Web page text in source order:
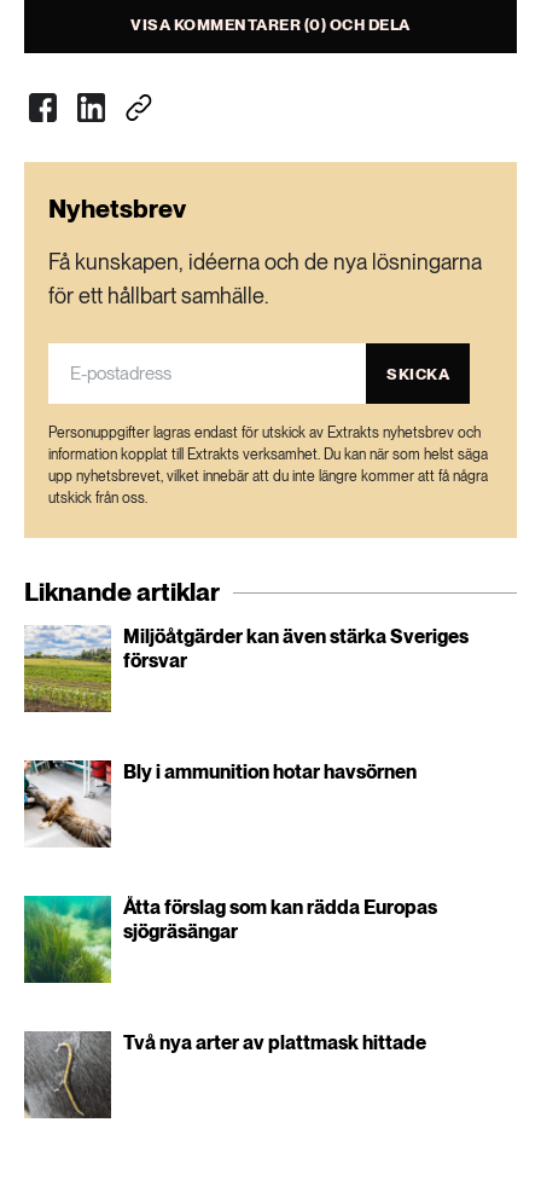
VISA KOMMENTARER (0) OCH DELA
Nyhetsbrev
Få kunskapen, idéerna och de nya lösningarna
för ett hållbart samhälle.
SKICKA
Personuppgifter lagras endast för utskick av Extrakts nyhetsbrev och
information kopplat till Extrakts verksamhet. Du kan när som helst säga
upp nyhetsbrevet, vilket innebär att du inte längre kommer att få några
utskick från oss.
Liknande artiklar
Miljöåtgärder kan även stärka Sveriges
försvar
Bly i ammunition hotar havsörnen
Åtta förslag som kan rädda Europas
sjögräsängar
Två nya arter av plattmask hittade